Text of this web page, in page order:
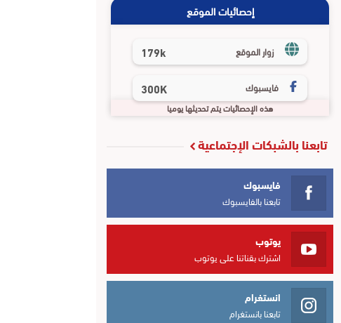
إحصائيات الموقع
زوار الموقع 179k
فايسبوك 300K
هذه الإحصائيات يتم تحديثها يوميا
تابعنا بالشبكات الإجتماعية
فايسبوك
تابعنا بالفايسبوك
يوتوب
اشترك بقناتنا على يوتوب
انستغرام
تابعنا بانستغرام